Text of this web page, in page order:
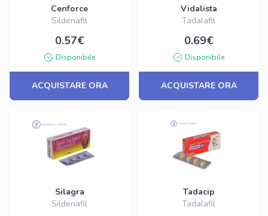
Cenforce
Sildenafil
0.57€
Disponibile
ACQUISTARE ORA
Vidalista
Tadalafil
0.69€
Disponibile
ACQUISTARE ORA
Silagra
Sildenafil
Tadacip
Tadalafil